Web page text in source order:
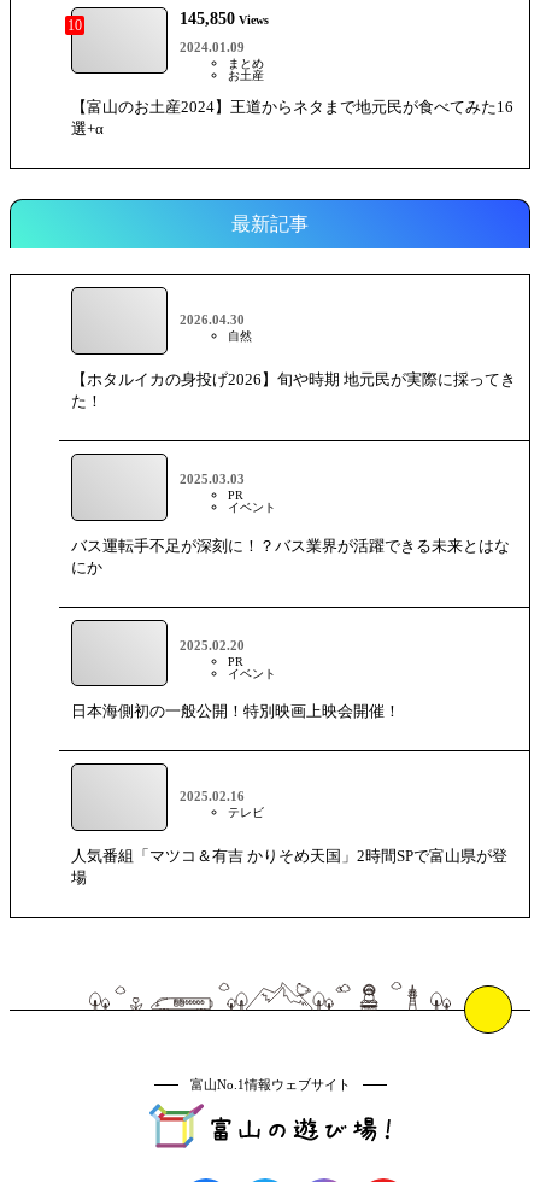
10 145,850 Views
2024.01.09
まとめ
お土産
【富山のお土産2024】王道からネタまで地元民が食べてみた16
選+α
最新記事
2026.04.30
自然
【ホタルイカの身投げ2026】旬や時期 地元民が実際に採ってき
た！
2025.03.03
PR
イベント
バス運転手不足が深刻に！？バス業界が活躍できる未来とはな
にか
2025.02.20
PR
イベント
日本海側初の一般公開！特別映画上映会開催！
2025.02.16
テレビ
人気番組「マツコ＆有吉 かりそめ天国」2時間SPで富山県が登
場
富山No.1情報ウェブサイト